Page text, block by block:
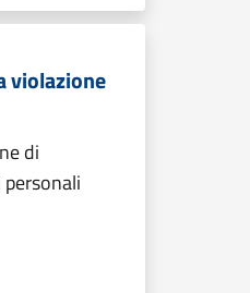
violazione
di